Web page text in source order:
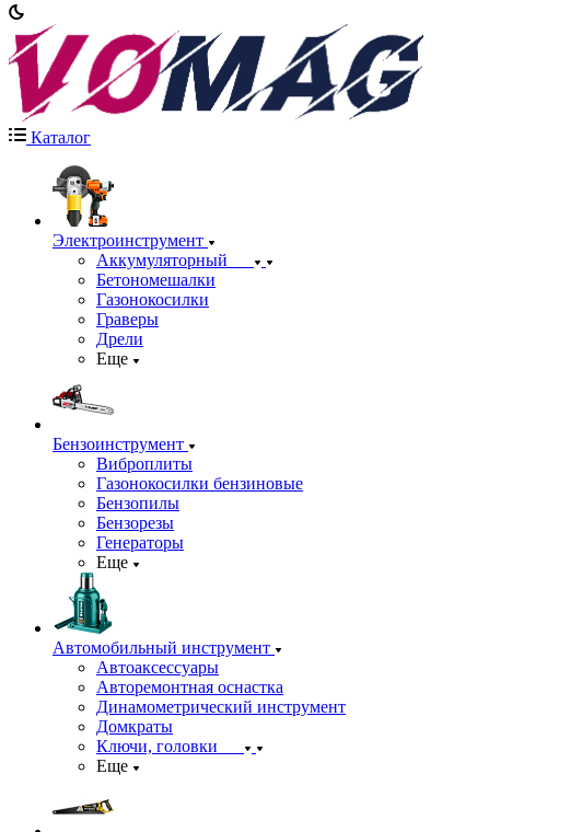
Каталог
Электроинструмент
Аккумуляторный
Бетономешалки
Газонокосилки
Граверы
Дрели
Еще
Бензоинструмент
Виброплиты
Газонокосилки бензиновые
Бензопилы
Бензорезы
Генераторы
Еще
Автомобильный инструмент
Автоаксессуары
Авторемонтная оснастка
Динамометрический инструмент
Домкраты
Ключи, головки
Еще